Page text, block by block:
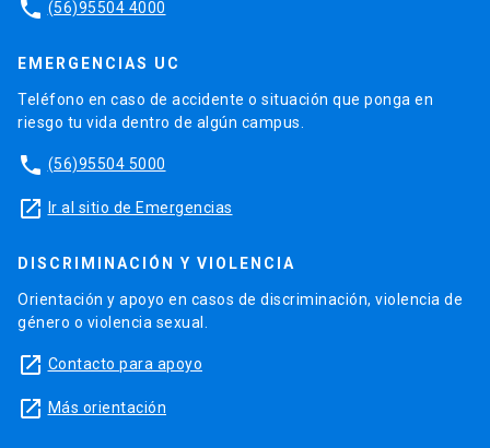
phone (56)95504 4000
EMERGENCIAS UC
Teléfono en caso de accidente o situación que ponga en
riesgo tu vida dentro de algún campus.
phone (56)95504 5000
launch Ir al sitio de Emergencias
DISCRIMINACIÓN Y VIOLENCIA
Orientación y apoyo en casos de discriminación, violencia de
género o violencia sexual.
launch Contacto para apoyo
launch Más orientación